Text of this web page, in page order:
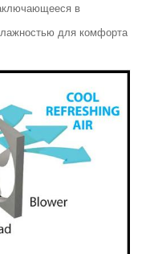
в
для комфорта